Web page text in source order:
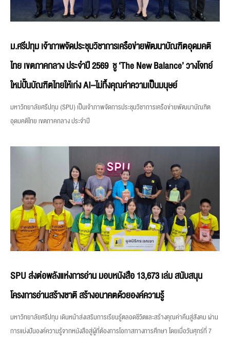
ม.ศรีปทุม เจ้าภาพจัดประชุมวิชาการเครือข่ายพัฒนาบัณฑิตอุดมคติ
ไทย เขตภาคกลาง ประจำปี 2569 ชู ‘The New Balance’ วางโจทย์
ใหม่ปั้นบัณฑิตไทยให้เก่ง AI–ไม่ทิ้งคุณค่าความเป็นมนุษย์
มหาวิทยาลัยศรีปทุม (SPU) เป็นเจ้าภาพจัดการประชุมวิชาการเครือข่ายพัฒนาบัณฑิต
อุดมคติไทย เขตภาคกลาง ประจำปี
SPU ส่งต่อพลังแห่งการอ่าน มอบหนังสือ 13,673 เล่ม สนับสนุน
โครงการอ่านสร้างชาติ สร้างอนาคตด้วยองค์ความรู้
มหาวิทยาลัยศรีปทุม เดินหน้าส่งเสริมการเรียนรู้ตลอดชีวิตและสร้างคุณค่าคืนสู่สังคม ผ่าน
การแบ่งปันองค์ความรู้จากหนังสือสู่ผู้ที่ต้องการโอกาสทางการศึกษา โดยเมื่อวันศุกร์ที่ 7